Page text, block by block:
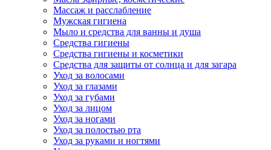
Массаж и расслабление
Мужская гигиена
Мыло и средства для ванны и душа
Средства гигиены
Средства гигиены и косметики
Средства для защиты от солнца и для загара
Уход за волосами
Уход за глазами
Уход за губами
Уход за лицом
Уход за ногами
Уход за полостью рта
Уход за руками и ногтями